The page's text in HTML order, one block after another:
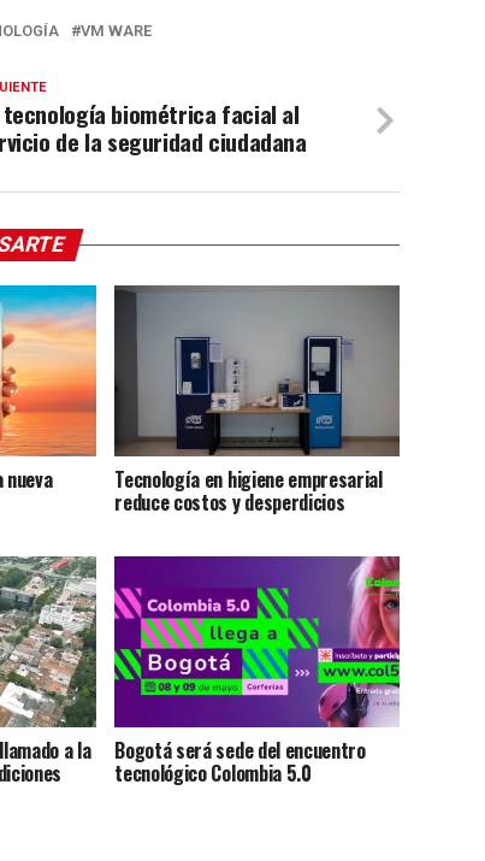
VM WARE
tecnología biométrica facial al
de la seguridad ciudadana
Tecnología en higiene empresarial
reduce costos y desperdicios
a la Bogotá será sede del encuentro
tecnológico Colombia 5.0